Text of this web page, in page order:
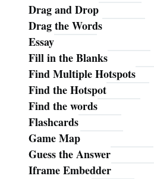
Drag and Drop
Drag the Words
Essay
Fill in the Blanks
Find Multiple Hotspots
Find the Hotspot
Find the words
Flashcards
Game Map
Guess the Answer
Iframe Embedder